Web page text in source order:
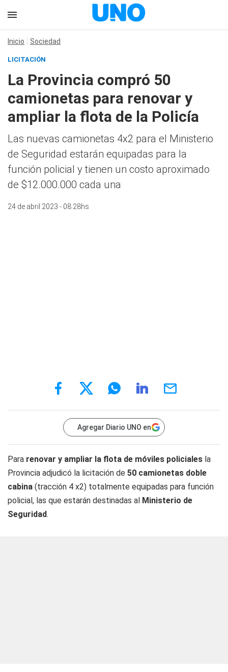
Inicio Sociedad
LICITACIÓN
La Provincia compró 50
camionetas para renovar y
ampliar la flota de la Policía
Las nuevas camionetas 4x2 para el Ministerio
de Seguridad estarán equipadas para la
función policial y tienen un costo aproximado
de $12.000.000 cada una
24 de abril 2023 - 08:28hs
Agregar Diario UNO en
Para renovar y ampliar la flota de móviles policiales la
Provincia adjudicó la licitación de 50 camionetas doble
cabina (tracción 4 x2) totalmente equipadas para función
policial, las que estarán destinadas al Ministerio de
Seguridad.